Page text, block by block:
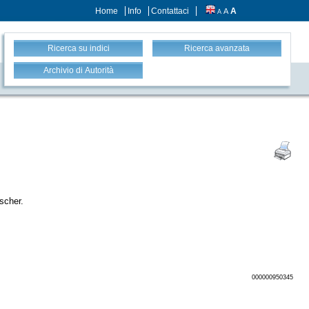
Home Info Contattaci A A A
Ricerca su indici Ricerca avanzata
Archivio di Autorità